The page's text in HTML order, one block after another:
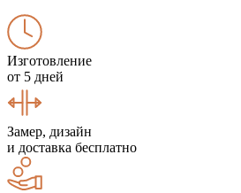
Изготовление
от 5 дней
Замер, дизайн
и доставка бесплатно